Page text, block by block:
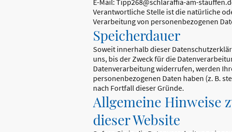
E-Mail: Tipp268@schlaraffia-am-
Verantwortliche Stelle ist die natürliche
Verarbeitung von personenbezogenen
Speicherdauer
Soweit innerhalb dieser
uns, bis der Zweck für die
Datenverarbeitung widerrufen, werden
personenbezogenen Daten haben (z. B.
nach Fortfall dieser Gründe.
Allgemeine Hinweise
dieser Website